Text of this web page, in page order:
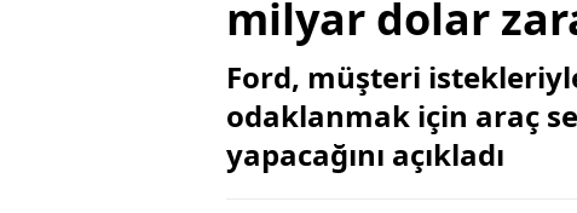
milyar dolar
Ford, müşteri
odaklanmak için araç
yapacağını açıkladı